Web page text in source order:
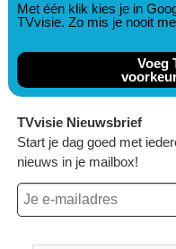
Met één klik kies je in
TVvisie. Zo mis je nooit
Voeg
TVvisie Nieuwsbrief
Start je dag goed met
nieuws in je mailbox!